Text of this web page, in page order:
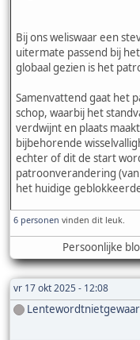
Bij ons weliswaar een
uitermate passend bij
globaal gezien is het
Samenvattend gaat het
schop, waarbij het
verdwijnt en plaats
bijbehorende
echter of dit de start
patroonverandering
het huidige
6 personen vinden dit leuk.
Persoonlijke
vr 17 okt 2025 - 12:08